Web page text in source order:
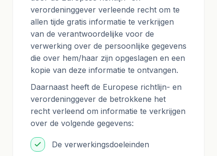
verordeninggever verleende recht om te
allen tijde gratis informatie te verkrijgen
van de verantwoordelijke voor de
verwerking over de persoonlijke gegevens
die over hem/haar zijn opgeslagen en een
kopie van deze informatie te ontvangen.
Daarnaast heeft de Europese richtlijn- en
verordeninggever de betrokkene het
recht verleend om informatie te verkrijgen
over de volgende gegevens:
De verwerkingsdoeleinden